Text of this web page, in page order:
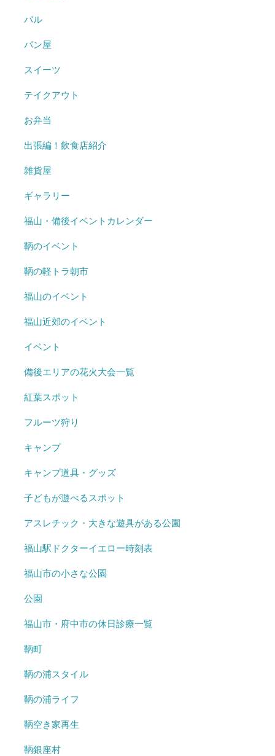
バル
パン屋
スイーツ
テイクアウト
お弁当
出張編！飲食店紹介
雑貨屋
ギャラリー
福山・備後イベントカレンダー
鞆のイベント
鞆の軽トラ朝市
福山のイベント
福山近郊のイベント
イベント
備後エリアの花火大会一覧
紅葉スポット
フルーツ狩り
キャンプ
キャンプ道具・グッズ
子どもが遊べるスポット
アスレチック・大きな遊具がある公園
福山駅ドクターイエロー時刻表
福山市の小さな公園
公園
福山市・府中市の休日診療一覧
鞆町
鞆の浦スタイル
鞆の浦ライフ
鞆空き家再生
鞆銀座村